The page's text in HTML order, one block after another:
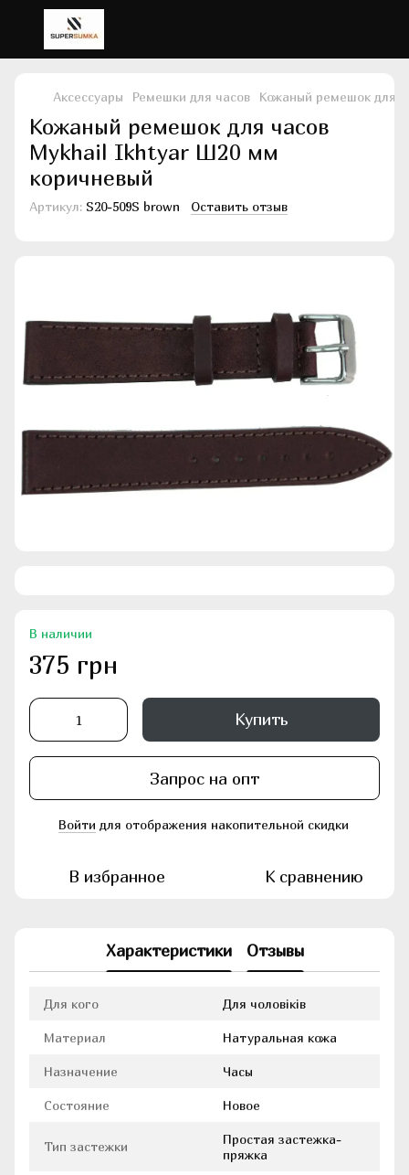
Аксессуары Ремешки для часов Кожаный ремешок для
Кожаный ремешок для часов
Mykhail Ikhtyar Ш20 мм
коричневый
Артикул: S20-509S brown Оставить отзыв
В наличии
375 грн
Купить
Запрос на опт
Войти для отображения накопительной скидки
В избранное К сравнению
Характеристики Отзывы
Для кого Для чоловіків
Материал Натуральная кожа
Назначение Часы
Состояние Новое
Тип застежки
Простая застежка-
пряжка